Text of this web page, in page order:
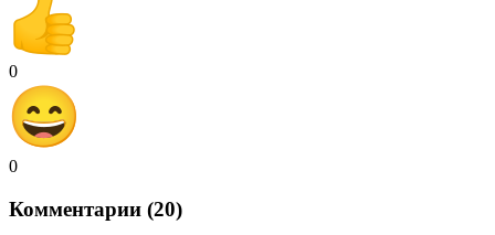
0
0
Комментарии (20)